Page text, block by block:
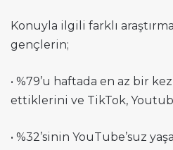
Konuyla ilgili farklı
gençlerin;
• %79’u haftada en az bir
ettiklerini ve TikTok,
• %32’sinin YouTube’suz